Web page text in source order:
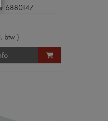
6880147
btw )